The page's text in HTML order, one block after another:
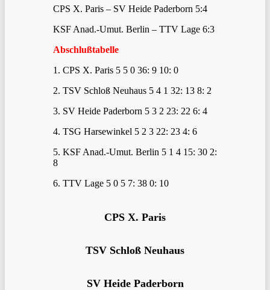
CPS X. Paris – SV Heide Paderborn 5:4
KSF Anad.-Umut. Berlin – TTV Lage 6:3
Abschlußtabelle
1. CPS X. Paris 5 5 0 36: 9 10: 0
2. TSV Schloß Neuhaus 5 4 1 32: 13 8: 2
3. SV Heide Paderborn 5 3 2 23: 22 6: 4
4. TSG Harsewinkel 5 2 3 22: 23 4: 6
5. KSF Anad.-Umut. Berlin 5 1 4 15: 30 2:
8
6. TTV Lage 5 0 5 7: 38 0: 10
CPS X. Paris
TSV Schloß Neuhaus
SV Heide Paderborn